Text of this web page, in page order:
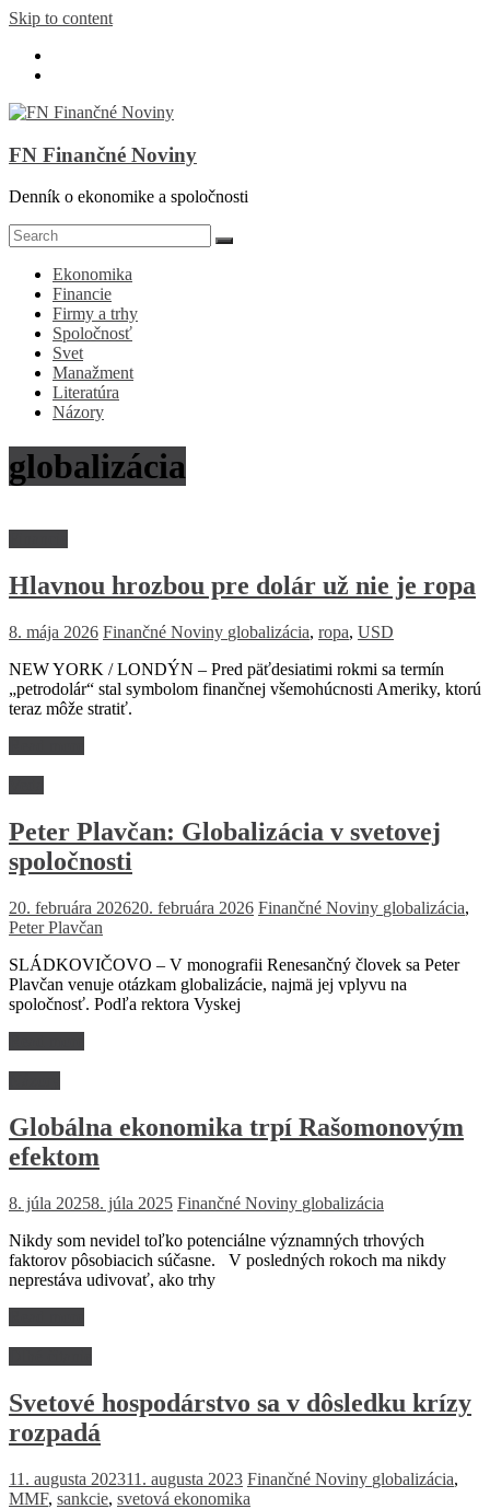
Skip to content
FN Finančné Noviny
Denník o ekonomike a spoločnosti
Ekonomika
Financie
Firmy a trhy
Spoločnosť
Svet
Manažment
Literatúra
Názory
globalizácia
Hlavnou hrozbou pre dolár už nie je ropa
8. mája 2026 Finančné Noviny globalizácia, ropa, USD
NEW YORK / LONDÝN – Pred päťdesiatimi rokmi sa termín
„petrodolár“ stal symbolom finančnej všemohúcnosti Ameriky, ktorú
teraz môže stratiť.
Peter Plavčan: Globalizácia v svetovej
spoločnosti
20. februára 202620. februára 2026 Finančné Noviny globalizácia,
Peter Plavčan
SLÁDKOVIČOVO – V monografii Renesančný človek sa Peter
Plavčan venuje otázkam globalizácie, najmä jej vplyvu na
spoločnosť. Podľa rektora Vyskej
Globálna ekonomika trpí Rašomonovým
efektom
8. júla 20258. júla 2025 Finančné Noviny globalizácia
Nikdy som nevidel toľko potenciálne významných trhových
faktorov pôsobiacich súčasne. V posledných rokoch ma nikdy
neprestáva udivovať, ako trhy
Svetové hospodárstvo sa v dôsledku krízy
rozpadá
11. augusta 202311. augusta 2023 Finančné Noviny globalizácia,
MMF, sankcie, svetová ekonomika